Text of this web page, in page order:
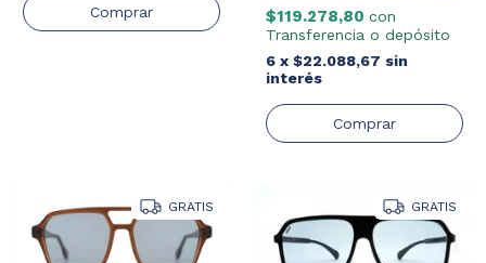
$119.278,80 con
Transferencia o depósito
6 x $22.088,67 sin
interés
GRATIS GRATIS